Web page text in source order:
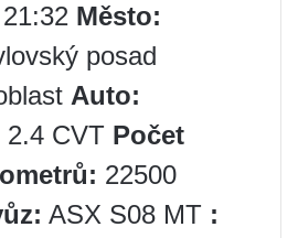
Město:
posad
Auto:
2.4 CVT Počet
22500
ASX S08 MT :